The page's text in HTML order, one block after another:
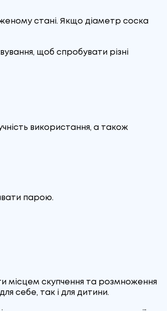
стані. Якщо діаметр соска
щоб спробувати різні
використання, а також
парою.
місцем скупчення та розмноження
себе, так і для дитини.